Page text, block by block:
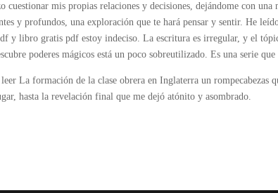
cuestionar mis propias relaciones y decisiones, dejándome con una
y profundos, una exploración que te hará pensar y sentir. He
y libro gratis pdf estoy indeciso. La escritura es irregular, y el
poderes mágicos está un poco sobreutilizado. Es una serie
La formación de la clase obrera en Inglaterra un rompecabezas
hasta la revelación final que me dejó atónito y asombrado.